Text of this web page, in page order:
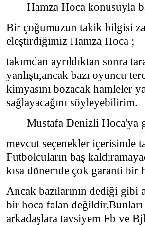
Hamza Hoca konusuyla
Bir çoğumuzun takik bilgisi
eleştirdiğimiz Hamza Hoca ;
takımdan ayrıldıktan sonra
yanlıştı,ancak bazı oyuncu
kimyasını bozacak hamleler
sağlayacağını söyleyebilirim.
Mustafa Denizli Hoca'ya
mevcut seçenekler içerisinde
Futbolcuların baş
kısa dönemde çok garanti
Ancak bazılarının dediği
bir hoca falan
arkadaşlara tavsiyem Fb ve